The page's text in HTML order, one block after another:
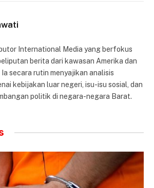
International Media yang berfokus
berita dari kawasan Amerika dan
Ia secara rutin menyajikan analisis
kebijakan luar negeri, isu-isu sosial, dan
politik di negara-negara Barat.